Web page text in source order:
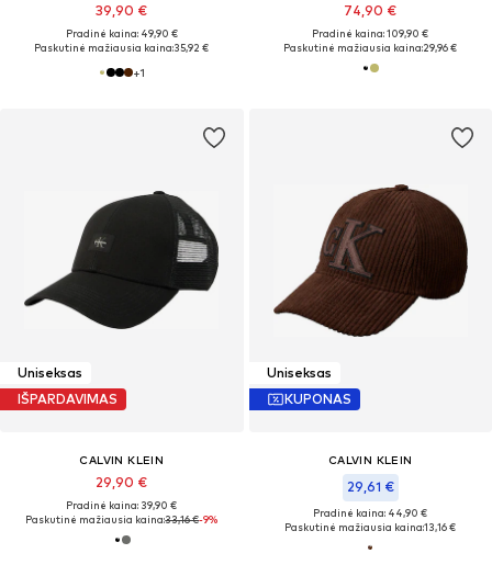
39,90 €
Pradinė kaina: 49,90 €
Paskutinė mažiausia kaina:35,92 €
+1
74,90 €
Pradinė kaina: 109,90 €
Paskutinė mažiausia kaina:29,96 €
Uniseksas
IŠPARDAVIMAS
CALVIN KLEIN
29,90 €
Pradinė kaina: 39,90 €
Paskutinė mažiausia kaina:33,16 €-9%
Uniseksas
KUPONAS
CALVIN KLEIN
29,61 €
Pradinė kaina: 44,90 €
Paskutinė mažiausia kaina:13,16 €